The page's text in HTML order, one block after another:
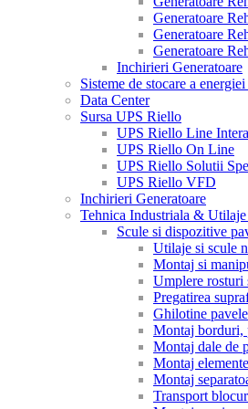
Generatoare
Generatoare
Generatoare
Inchirieri Generatoare
Sisteme de stocare a
Data Center
Sursa UPS Riello
UPS Riello Line
UPS Riello On Line
UPS Riello Solutii
UPS Riello VFD
Inchirieri Generatoare
Tehnica Industriala &
Scule si dispozitive
Utilaje si scule
Montaj si
Umplere rosturi
Pregatirea
Ghilotine pavele
Montaj borduri,
Montaj dale de
Montaj
Montaj
Transport